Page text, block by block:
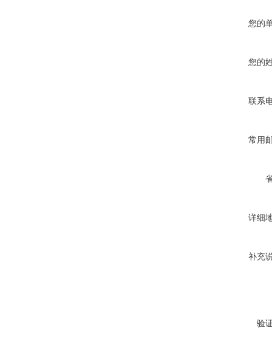
您的
您的
联系
常用
详细
补充
验